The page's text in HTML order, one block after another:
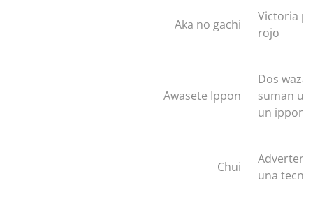
Aka no gachi
Victoria
rojo
Awasete Ippon
Dos waza
suman
un ippon)
Chui
una